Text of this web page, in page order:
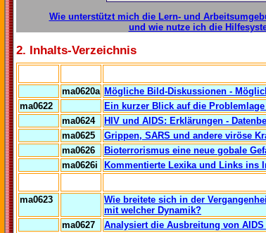
Wie unterstützt mich die Lern- und
und wie nutze ich die
2. Inhalts-Verzeichnis
ma0620a Mögliche Bild-Diskussionen -
ma0622
Ein kurzer Blick auf die
ma0624
HIV und AIDS: Erklärungen -
ma0625
Grippen, SARS und andere viröse
ma0626
Bioterrorismus eine neue gobale
ma0626i
Kommentierte Lexika und Links ins
ma0623
Wie breitete sich in der
mit welcher Dynamik?
ma0627
Analysiert die Ausbreitung von